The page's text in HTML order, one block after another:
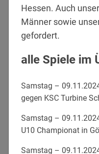
Hessen. Auch
Männer sowie
gefordert.
alle Spiele im
Samstag –
gegen KSC Turbine
Samstag –
U10 Championat in
Samstag –